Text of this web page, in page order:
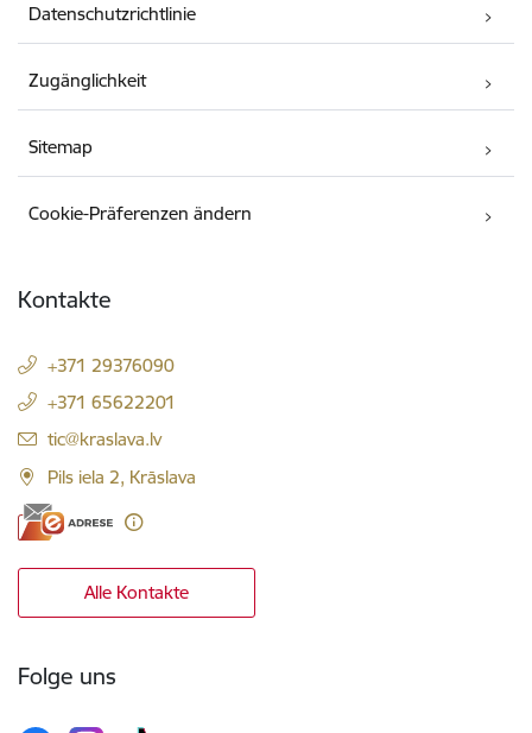
Datenschutzrichtlinie
Zugänglichkeit
Sitemap
Cookie-Präferenzen ändern
Kontakte
+371 29376090
+371 65622201
E-Mail:
tic@kraslava.lv
Pils iela 2, Krāslava
Alle Kontakte
Folge uns